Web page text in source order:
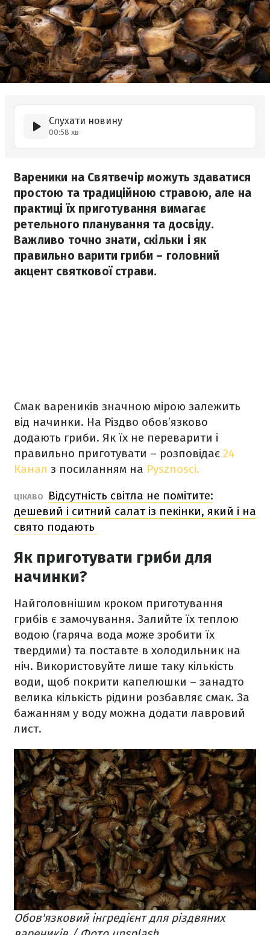
Слухати новину
00:58 хв
Вареники на Святвечір можуть здаватися
простою та традиційною стравою, але на
практиці їх приготування вимагає
ретельного планування та досвіду.
Важливо точно знати, скільки і як
правильно варити гриби – головний
акцент святкової страви.
Смак вареників значною мірою залежить
від начинки. На Різдво обов’язково
додають гриби. Як їх не переварити і
правильно приготувати – розповідає 24
Канал з посиланням на Pysznosci.
ЦІКАВО
Відсутність світла не помітите:
дешевий і ситний салат із пекінки, який і на
свято подають
Як приготувати гриби для
начинки?
Найголовнішим кроком приготування
грибів є замочування. Залийте їх теплою
водою (гаряча вода може зробити їх
твердими) та поставте в холодильник на
ніч. Використовуйте лише таку кількість
води, щоб покрити капелюшки – занадто
велика кількість рідини розбавляє смак. За
бажанням у воду можна додати лавровий
лист.
Обов'язковий інгредієнт для різдвяних